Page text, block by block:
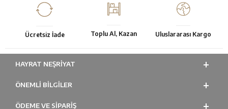
Ücretsiz İade Toplu Al, Kazan Uluslararası Kargo
HAYRAT NEŞRIYAT
ÖNEMLI BILGILER
ÖDEME VE SİPARİŞ